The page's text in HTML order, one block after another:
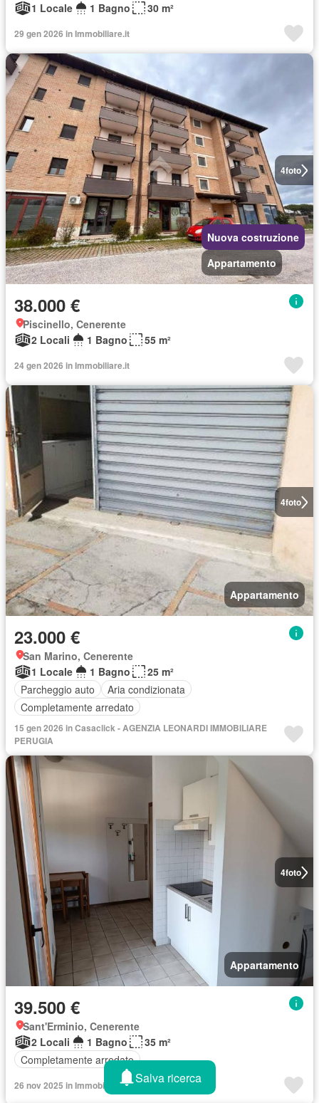
1 Locale
1 Bagno 30 m²
29 gen 2026 in Immobiliare.it
4foto
Nuova costruzione
Appartamento
38.000 €
Piscinello, Cenerente
2 Locali
1 Bagno 55 m²
24 gen 2026 in Immobiliare.it
4foto
Appartamento
23.000 €
San Marino, Cenerente
1 Locale
1 Bagno
25 m²
Parcheggio auto
Aria condizionata
Completamente arredato
15 gen 2026 in Casaclick - AGENZIA LEONARDI IMMOBILIARE
PERUGIA
4foto
Appartamento
39.500 €
Sant'Erminio, Cenerente
2 Locali
1 Bagno
35 m²
Completamente arredato
26 nov 2025 in Immobiliare.it Salva ricerca